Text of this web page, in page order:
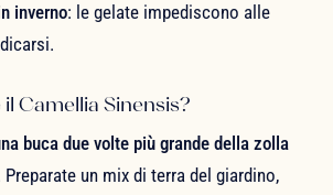
inverno: le gelate impediscono alle
Camellia Sinensis?
buca due volte più grande della zolla
un mix di terra del giardino,